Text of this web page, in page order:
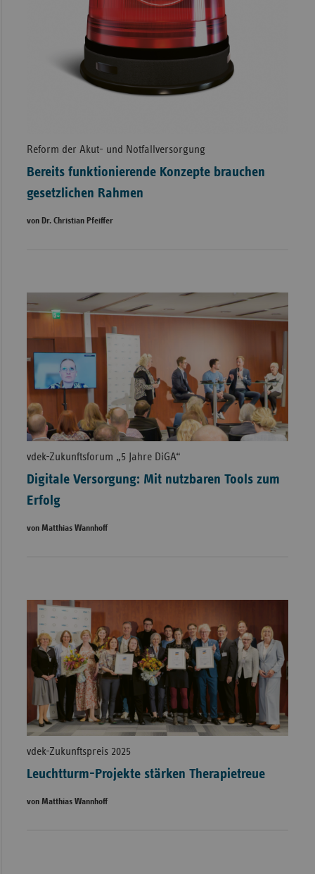
Reform der Akut- und Notfallversorgung
Bereits funktionierende Konzepte brauchen
gesetzlichen Rahmen
von Dr. Christian Pfeiffer
vdek-Zukunftsforum „5 Jahre DiGA“
Digitale Versorgung: Mit nutzbaren Tools zum
Erfolg
von Matthias Wannhoff
vdek-Zukunftspreis 2025
Leuchtturm-Projekte stärken Therapietreue
von Matthias Wannhoff